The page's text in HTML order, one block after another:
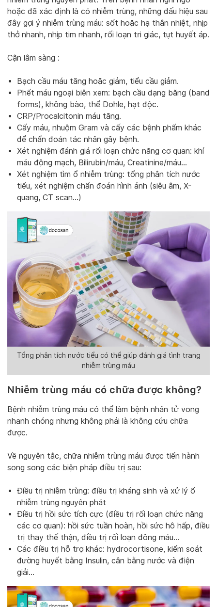
hoặc đã xác định là có nhiễm trùng, những dấu hiệu sau
đây gợi ý nhiễm trùng máu: sốt hoặc hạ thân nhiệt, nhịp
thở nhanh, nhịp tim nhanh, rối loạn tri giác, tụt huyết áp.
Cận lâm sàng :
Bạch cầu máu tăng hoặc giảm, tiểu cầu giảm.
Phết máu ngoại biên xem: bạch cầu dạng băng (band
forms), không bào, thể Dohle, hạt độc.
CRP/Procalcitonin máu tăng.
Cấy máu, nhuộm Gram và cấy các bệnh phẩm khác
để chẩn đoán tác nhân gây bệnh.
Xét nghiệm đánh giá rối loạn chức năng cơ quan: khí
máu động mạch, Bilirubin/máu, Creatinine/máu…
Xét nghiệm tìm ổ nhiễm trùng: tổng phân tích nước
tiểu, xét nghiệm chẩn đoán hình ảnh (siêu âm, X-
quang, CT scan…)
Tổng phân tích nước tiểu có thể giúp đánh giá tình trạng
nhiễm trùng máu
Nhiễm trùng máu có chữa được không?
Bệnh nhiễm trùng máu có thể làm bệnh nhân tử vong
nhanh chóng nhưng không phải là không cứu chữa
được.
Về nguyên tắc, chữa nhiễm trùng máu được tiến hành
song song các biện pháp điều trị sau:
Điều trị nhiễm trùng: điều trị kháng sinh và xử lý ổ
nhiễm trùng nguyên phát
Điều trị hồi sức tích cực (điều trị rối loạn chức năng
các cơ quan): hồi sức tuần hoàn, hồi sức hô hấp, điều
trị thay thế thận, điều trị rối loạn đông máu…
Các điều trị hỗ trợ khác: hydrocortisone, kiểm soát
đường huyết bằng Insulin, cân bằng nước và điện
giải…